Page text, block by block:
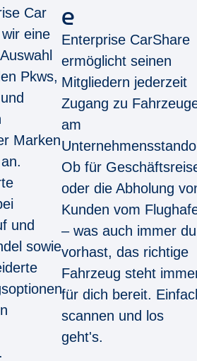
Car
eine
Pkws,
Marken
und
sowie
e
Enterprise CarShare
ermöglicht seinen
Mitgliedern jederzeit
Zugang zu
am
Ob für
oder die Abholung
Kunden vom
– was auch immer du
vorhast, das richtige
Fahrzeug steht
für dich bereit.
scannen und los
geht's.